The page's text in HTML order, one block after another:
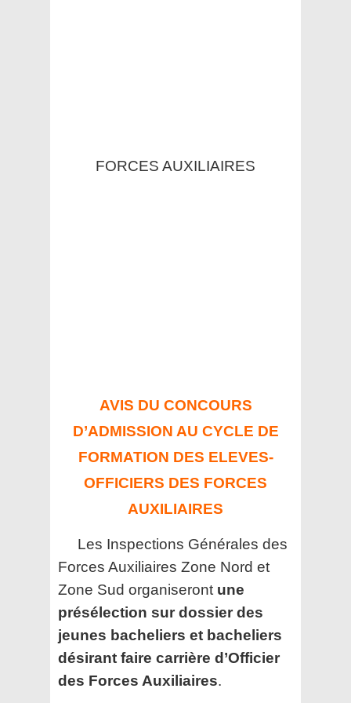
FORCES AUXILIAIRES
AVIS DU CONCOURS
D’ADMISSION AU CYCLE DE
FORMATION DES ELEVES-
OFFICIERS DES FORCES
AUXILIAIRES
Les Inspections Générales des
Forces Auxiliaires Zone Nord et
Zone Sud organiseront une
présélection sur dossier des
jeunes bacheliers et bacheliers
désirant faire carrière d’Officier
des Forces Auxiliaires.